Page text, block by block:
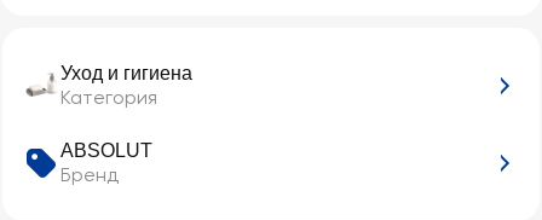
Уход и гигиена
Категория
ABSOLUT
Бренд